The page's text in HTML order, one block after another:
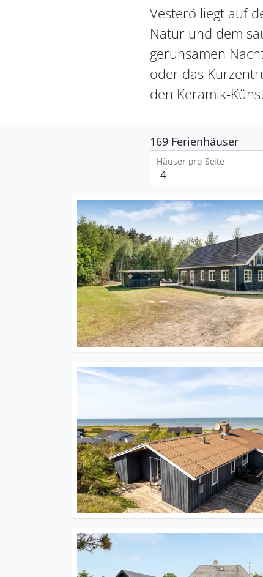
Vesterö liegt auf
Natur und dem
geruhsamen
oder das
den Keramik-
169 Ferienhäuser
Häuser pro Seite